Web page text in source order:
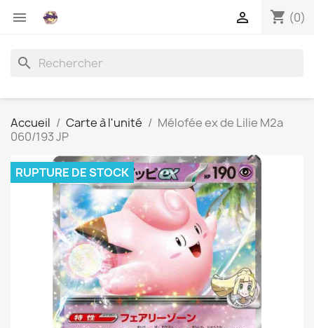
 shopping_cart (0)

search
Accueil Carte à l'unité
Mélofée ex de Lilie M2a
060/193 JP
RUPTURE DE STOCK